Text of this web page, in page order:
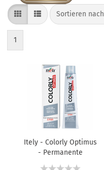
Sortieren nach
1
Itely - Colorly Optimus
- Permanente